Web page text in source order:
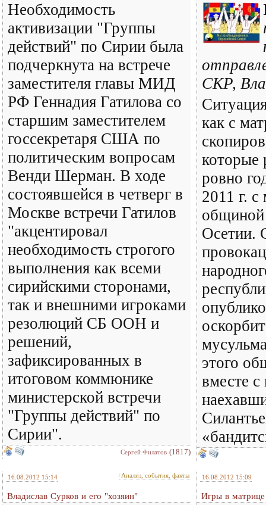
Необходимость
активизации "Группы
действий" по Сирии была
подчеркнута на встрече
заместителя главы МИД
РФ Геннадия Гатилова со
старшим заместителем
госсекретаря США по
политическим вопросам
Венди Шерман. В ходе
состоявшейся в четверг в
Москве встречи Гатилов
"акцентировал
необходимость строгого
выполнения как всеми
сирийскими сторонами,
так и внешними игроками
резолюций СБ ООН и
решений,
зафиксированных в
итоговом коммюнике
министерской встречи
"Группы действий" по
Сирии".
Сергей Филатов (1817)
СКР,
как с
которые
ровно
2011 г. с
Осетии.
этого
вместе с
16.08.2012 15:14 Анализ, события, факты
Владислав Сурков и его "хозяин"
16.08.2012 15:09
Игры в